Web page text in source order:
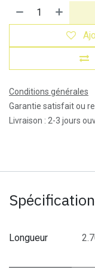
Conditions générales
Garantie satisfait ou
Livraison : 2-3 jours
Longueur